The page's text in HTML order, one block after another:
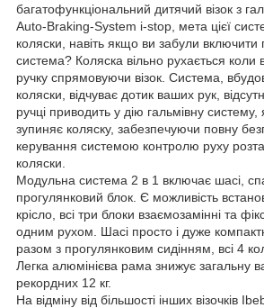
багатофункціональний дитячий візок з
Auto-Braking-System i-stop, мета цієї
коляски, навіть якщо ви забули
система? Коляска вільно рухається коли
ручку спрямовуючи візок. Система,
коляски, відчуває дотик ваших рук,
ручці приводить у дію гальмівну
зупиняє коляску, забезпечуючи повну
керування системою контролю руху
коляски.
Модульна система 2 в 1 включає шасі,
прогулянковий блок. Є можливість
крісло, всі три блоки взаємозамінні та
одним рухом. Шасі просто і дуже
разом з прогулянковим сидінням, всі 4
Легка алюмінієва рама знижує загальну
рекордних 12 кг.
На відміну від більшості інших візочків